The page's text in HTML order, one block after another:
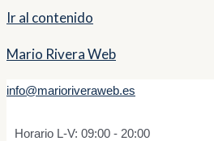
Ir al contenido
Mario Rivera Web
info@marioriveraweb.es
Horario L-V: 09:00 - 20:00